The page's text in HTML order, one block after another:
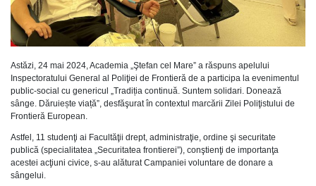
Astăzi, 24 mai 2024, Academia „Ştefan cel Mare” a răspuns apelului
Inspectoratului General al Poliţiei de Frontieră de a participa la evenimentul
public-social cu genericul „Tradiția continuă. Suntem solidari. Donează
sânge. Dăruiește viață”, desfăşurat în contextul marcării Zilei Poliţistului de
Frontieră European.
Astfel, 11 studenţi ai Facultăţii drept, administraţie, ordine şi securitate
publică (specialitatea „Securitatea frontierei”), conştienţi de importanţa
acestei acţiuni civice, s-au alăturat Campaniei voluntare de donare a
sângelui.